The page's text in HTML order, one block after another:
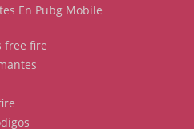
En Pubg Mobile
free fire